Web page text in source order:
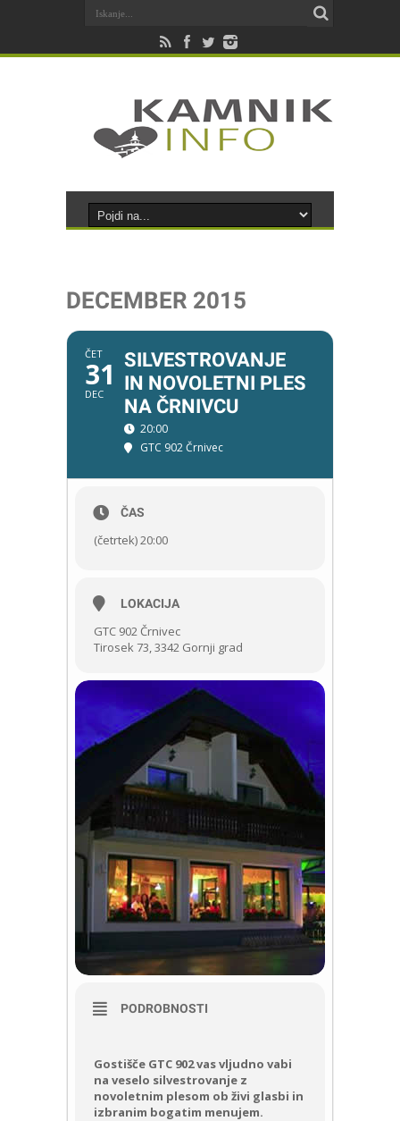
DECEMBER 2015
ČET
31
DEC
SILVESTROVANJE
IN NOVOLETNI PLES
NA ČRNIVCU
20:00
GTC 902 Črnivec
ČAS
(četrtek) 20:00
LOKACIJA
GTC 902 Črnivec
Tirosek 73, 3342 Gornji grad
PODROBNOSTI
Gostišče GTC 902 vas vljudno vabi
na veselo silvestrovanje z
novoletnim plesom ob živi glasbi in
izbranim bogatim menujem.